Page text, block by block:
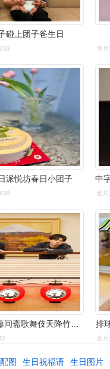
碰上团子爸生日
图
派悦坊春日小团子
图
市川团子72藤间斋歌舞伎天降竹马kdl 排
图
图 生日祝福语 生日图片